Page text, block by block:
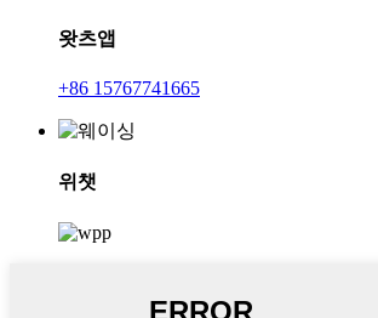
왓츠앱
+86 15767741665
위챗